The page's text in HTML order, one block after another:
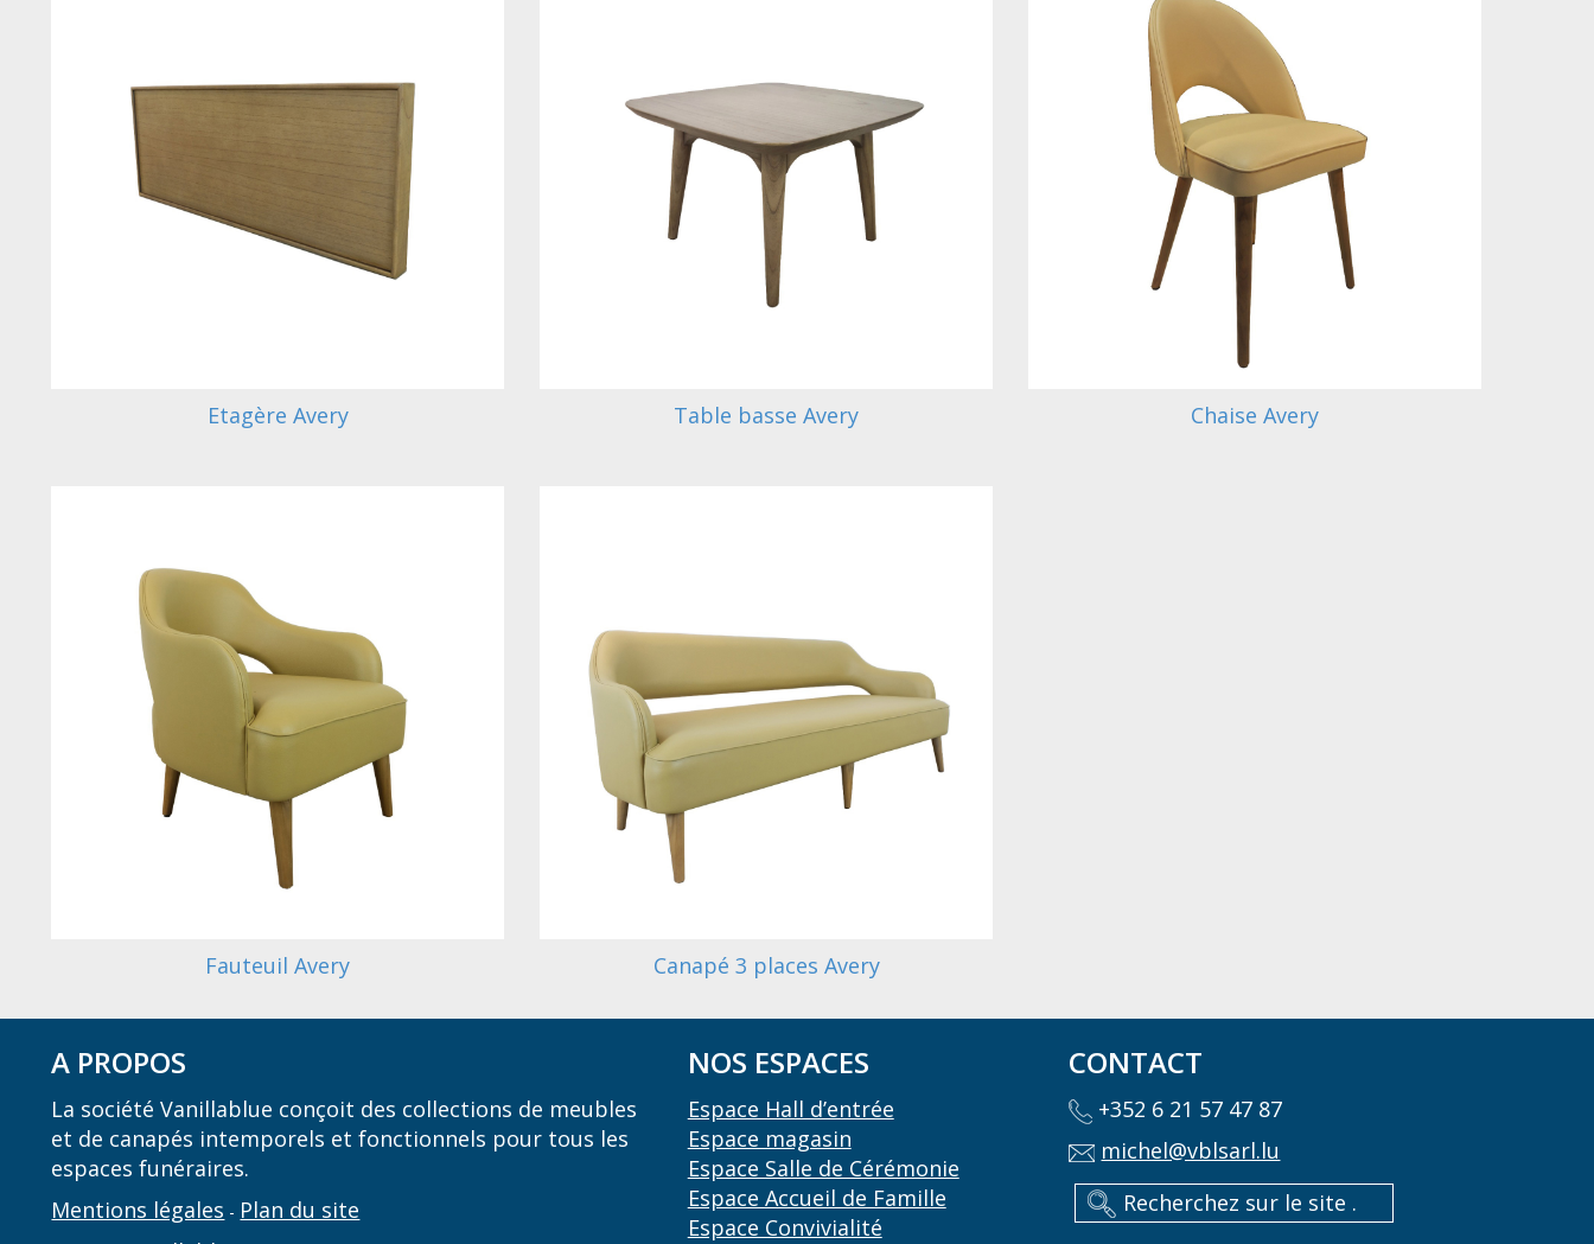
Etagère Avery Table basse Avery Chaise Avery
Fauteuil Avery Canapé 3 places Avery
A PROPOS
La société Vanillablue conçoit des collections de meubles
et de canapés intemporels et fonctionnels pour tous les
espaces funéraires.
Mentions légales - Plan du site
NOS ESPACES
Espace Hall d’entrée
Espace magasin
Espace Salle de Cérémonie
Espace Accueil de Famille
Espace Convivialité
CONTACT
+352 6 21 57 47 87
michel@vblsarl.lu